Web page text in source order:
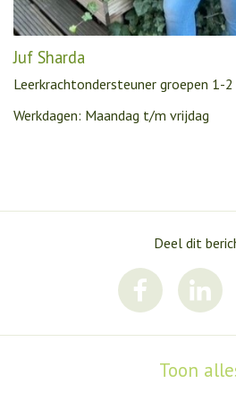
Juf Sharda
Leerkrachtondersteuner groepen 1-2
Werkdagen: Maandag t/m vrijdag
Deel dit
Toon